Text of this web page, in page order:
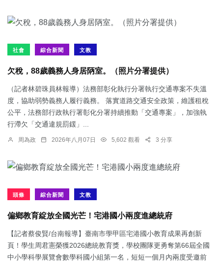
社會 綜合新聞 文教
欠稅，88歲義務人身居陃室。（照片分署提供）
（記者林碧珠員林報導）法務部彰化執行分署執行交通專案不失溫
度，協助弱勢義務人履行義務。 落實道路交通安全政策，維護租稅
公平，法務部行政執行署彰化分署持續推動「交通專案」，加強執
行滯欠「交通違規罰鍰」...
周為政 2026年八月07日 5,602 觀看 3 分享
頭條 綜合新聞 文教
偏鄉教育綻放全國光芒！宅港國小兩度進總統府
【記者蔡俊賢/台南報導】臺南市學甲區宅港國小教育成果再創新
頁！學生周君憲榮獲2026總統教育獎，學校團隊更勇奪第66屆全國
中小學科學展覽會數學科國小組第一名，短短一個月內兩度受邀前